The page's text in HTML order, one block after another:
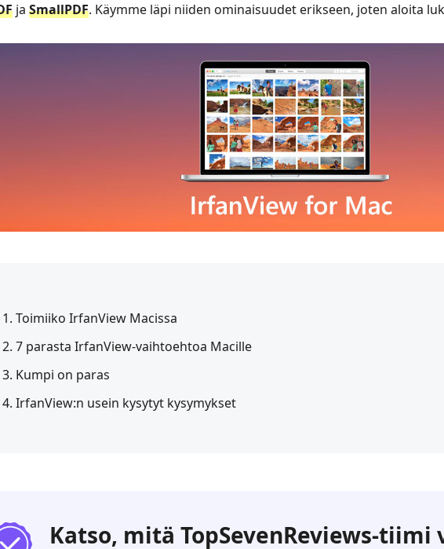
ja SmallPDF. Käymme läpi niiden ominaisuudet erikseen, joten aloita
1. Toimiiko IrfanView Macissa
2. 7 parasta IrfanView-vaihtoehtoa Macille
3. Kumpi on paras
4. IrfanView:n usein kysytyt kysymykset
Katso, mitä TopSevenReviews-